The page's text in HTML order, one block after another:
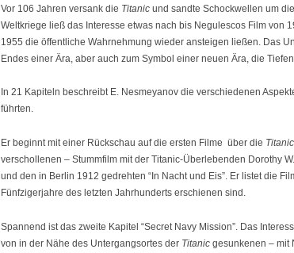
Vor 106 Jahren versank die Titanicund sandte Schockwellen um
Weltkriege ließ das Interesse etwas nach bis Negulescos Film von
1955 die öffentliche Wahrnehmung wieder ansteigen ließen. Das
Endes einer Ära, aber auch zum Symbol einer neuen Ära, die
In 21 Kapiteln beschreibt E. Nesmeyanov die verschiedenen
führten.
Er beginnt mit einer Rückschau auf die ersten Filme über die Titanic
verschollenen – Stummfilm mit der Titanic-Überlebenden Dorothy
und den in Berlin 1912 gedrehten “In Nacht und Eis”. Er listet die
Fünfzigerjahre des letzten Jahrhunderts erschienen sind.
Spannend ist das zweite Kapitel “Secret Navy Mission”. Das
von in der Nähe des Untergangsortes der Titanicgesunkenen – mit